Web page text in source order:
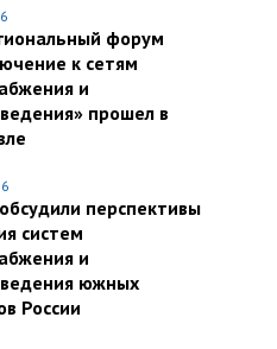
форум
к сетям
и
прошел в
перспективы
систем
и
южных
России